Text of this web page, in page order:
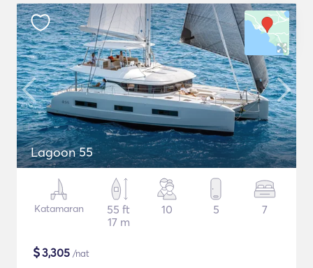
Lagoon 55
Katamaran
55 ft
17 m
10 5 7
$3,305 /nat